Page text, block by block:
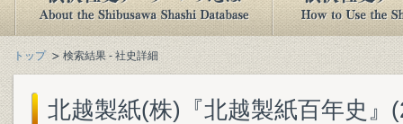
トップ 検索結果 - 社史詳細
北越製紙(株)『北越製紙百年史』